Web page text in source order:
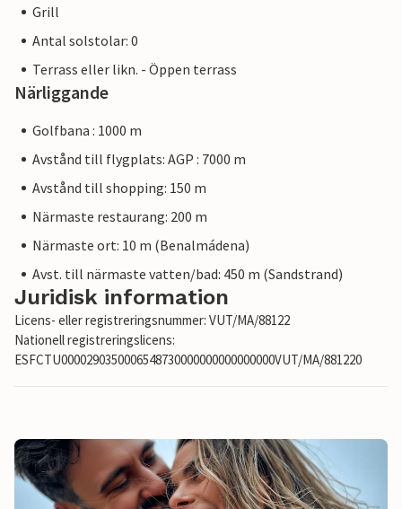
Grill
Antal solstolar: 0
Terrass eller likn. - Öppen terrass
Närliggande
Golfbana : 1000 m
Avstånd till flygplats: AGP : 7000 m
Avstånd till shopping: 150 m
Närmaste restaurang: 200 m
Närmaste ort: 10 m (Benalmádena)
Avst. till närmaste vatten/bad: 450 m (Sandstrand)
Juridisk information
Licens- eller registreringsnummer: VUT/MA/88122
Nationell registreringslicens:
ESFCTU0000290350006548730000000000000000VUT/MA/881220